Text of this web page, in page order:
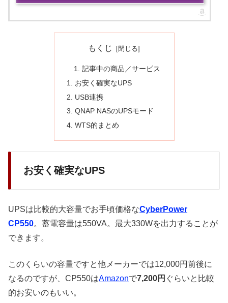
もくじ
記事中の商品／サービス
お安く確実なUPS
USB連携
QNAP NASのUPSモード
WTS的まとめ
お安く確実なUPS
UPSは比較的大容量でお手頃価格なCyberPower
CP550。蓄電容量は550VA。最大330Wを出力することが
できます。
このくらいの容量ですと他メーカーでは12,000円前後に
なるのですが、CP550はAmazonで7,200円 ぐらいと比較
的お安いのもいい。